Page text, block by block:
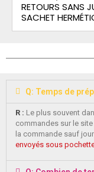
RETOURS SANS
SACHET
Q: Temps de
R : Le plus souvent
commandes sur le
la commande sauf
envoyés sous